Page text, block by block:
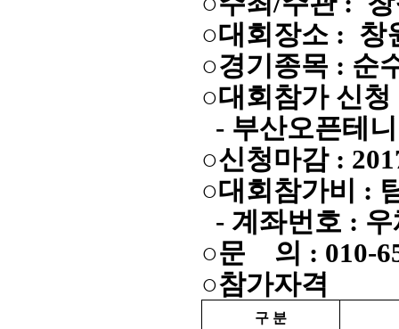
○대회장소 : 창
○경기종목 : 순
○대회참가 신청
- 부산오픈테
○신청마감 :
○대회참가비 :
- 계좌번호 : 우
○문 의 : 010-
○참가자격
구 분